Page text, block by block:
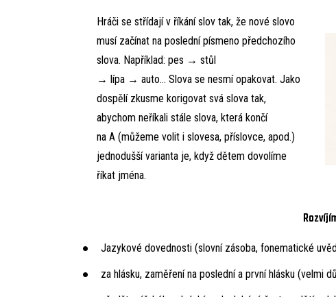
Hráči se střídají v říkání slov tak, že nové slovo
musí začínat na poslední písmeno předchozího
slova. Například: pes → stůl
→ lípa → auto… Slova se nesmí opakovat. Jako
dospělí zkusme korigovat svá slova tak,
abychom neříkali stále slova, která končí
na A (můžeme volit i slovesa, příslovce, apod.)
jednodušší varianta je, když dětem dovolíme
říkat jména.
Jazykové dovednosti (slovní zásoba, fonematické
za hlásku, zaměření na poslední a první hlásku (velmi